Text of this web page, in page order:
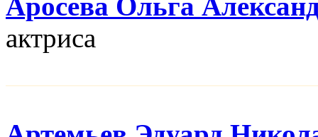
Аросева Ольга
актриса